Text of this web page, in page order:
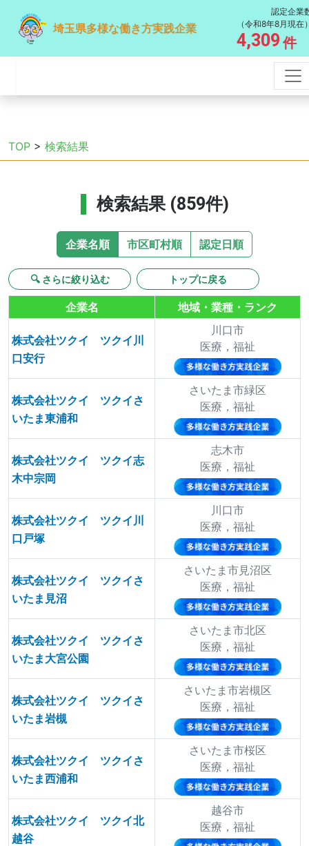
埼玉県多様な働き方実践企業
認定企業
（令和8年8月現在
4,309 件
TOP > 検索結果
検索結果 (859件)
企業名順 市区町村順 認定日順
🔍 さらに絞り込む トップに戻る
企業名 地域・業種・ランク
株式会社ツクイ ツクイ川
口安行
川口市
医療，福祉
株式会社ツクイ ツクイさ
いたま東浦和
さいたま市緑区
医療，福祉
株式会社ツクイ ツクイ志
木中宗岡
志木市
医療，福祉
株式会社ツクイ ツクイ川
口戸塚
川口市
医療，福祉
株式会社ツクイ ツクイさ
いたま見沼
さいたま市見沼区
医療，福祉
株式会社ツクイ ツクイさ
いたま大宮公園
さいたま市北区
医療，福祉
株式会社ツクイ ツクイさ
いたま岩槻
さいたま市岩槻区
医療，福祉
株式会社ツクイ ツクイさ
いたま西浦和
さいたま市桜区
医療，福祉
株式会社ツクイ ツクイ北
越谷
越谷市
医療，福祉